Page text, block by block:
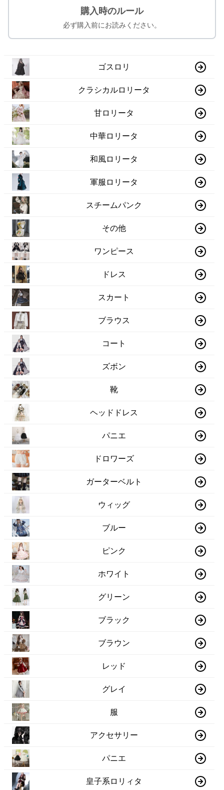
購入時のルール
必ず購入前にお読みください。
ゴスロリ
クラシカルロリータ
甘ロリータ
中華ロリータ
和風ロリータ
軍服ロリータ
スチームパンク
その他
ワンピース
ドレス
スカート
ブラウス
コート
ズボン
靴
ヘッドドレス
パニエ
ドロワーズ
ガーターベルト
ウィッグ
ブルー
ピンク
ホワイト
グリーン
ブラック
ブラウン
レッド
グレイ
服
アクセサリー
パニエ
皇子系ロリィタ